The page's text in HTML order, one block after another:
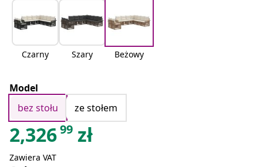
Czarny Szary Beżowy
Model
bez stołu
ze stołem
2,32699 zł
Zawiera VAT